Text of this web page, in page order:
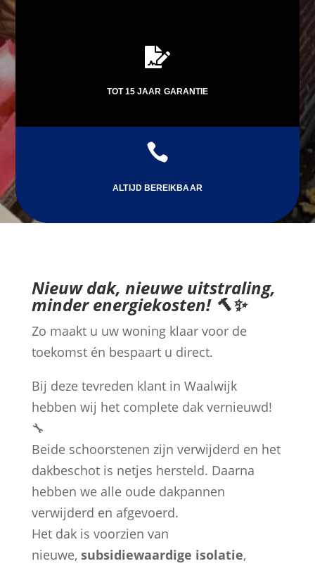

TOT 15 JAAR GARANTIE

ALTIJD BEREIKBAAR
Nieuw dak, nieuwe uitstraling,
minder energiekosten! 🔨✨
Zo maakt u uw woning klaar voor de
toekomst én bespaart u direct.
Bij deze tevreden klant in Waalwijk
hebben wij het complete dak vernieuwd!
🔧
Beide schoorstenen zijn verwijderd en het
dakbeschot is netjes hersteld. Daarna
hebben we alle oude dakpannen
verwijderd en afgevoerd.
Het dak is voorzien van
nieuwe, subsidiewaardige isolatie,